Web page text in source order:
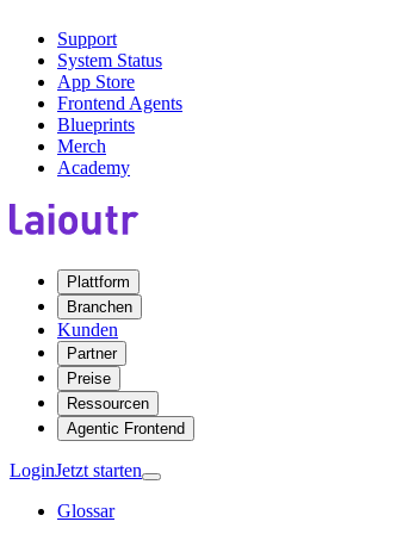
Support
System Status
App Store
Frontend Agents
Blueprints
Merch
Academy
Plattform
Branchen
Kunden
Partner
Preise
Ressourcen
Agentic Frontend
LoginJetzt starten
Glossar